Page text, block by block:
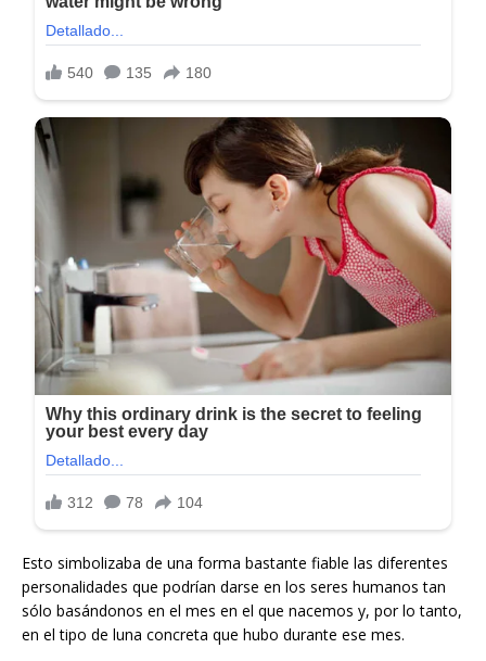
Esto simbolizaba de una forma bastante fiable las diferentes
personalidades que podrían darse en los seres humanos tan
sólo basándonos en el mes en el que nacemos y, por lo tanto,
en el tipo de luna concreta que hubo durante ese mes.